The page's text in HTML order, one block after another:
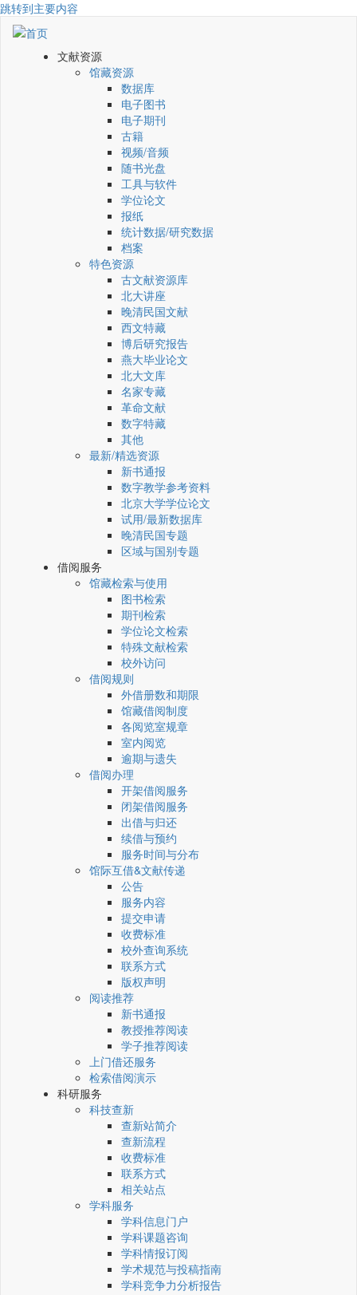
跳转到主要内容
文献资源
馆藏资源
数据库
电子图书
电子期刊
古籍
视频/音频
随书光盘
工具与软件
学位论文
报纸
统计数据/研究数据
档案
特色资源
古文献资源库
北大讲座
晚清民国文献
西文特藏
博后研究报告
燕大毕业论文
北大文库
名家专藏
革命文献
数字特藏
其他
最新/精选资源
新书通报
数字教学参考资料
北京大学学位论文
试用/最新数据库
晚清民国专题
区域与国别专题
借阅服务
馆藏检索与使用
图书检索
期刊检索
学位论文检索
特殊文献检索
校外访问
借阅规则
外借册数和期限
馆藏借阅制度
各阅览室规章
室内阅览
逾期与遗失
借阅办理
开架借阅服务
闭架借阅服务
出借与归还
续借与预约
服务时间与分布
馆际互借&文献传递
公告
服务内容
提交申请
收费标准
校外查询系统
联系方式
版权声明
阅读推荐
新书通报
教授推荐阅读
学子推荐阅读
上门借还服务
检索借阅演示
科研服务
科技查新
查新站简介
查新流程
收费标准
联系方式
相关站点
学科服务
学科信息门户
学科课题咨询
学科情报订阅
学术规范与投稿指南
学科竞争力分析报告